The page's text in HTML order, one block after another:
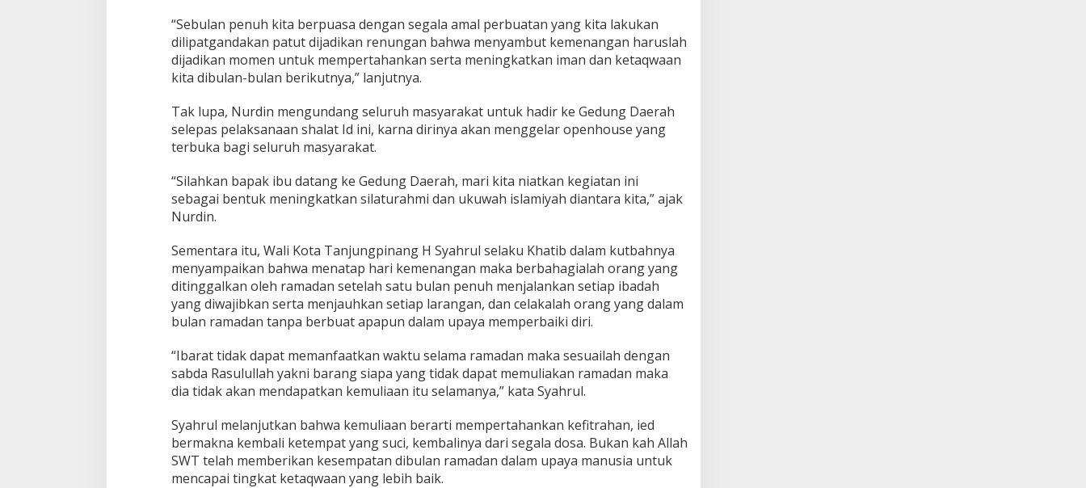
q
w
a
“Sebulan penuh kita berpuasa dengan segala amal perbuatan yang kita lakukan
dilipatgandakan patut dijadikan renungan bahwa menyambut kemenangan haruslah
dijadikan momen untuk mempertahankan serta meningkatkan iman dan ketaqwaan
kita dibulan-bulan berikutnya,” lanjutnya.
Tak lupa, Nurdin mengundang seluruh masyarakat untuk hadir ke Gedung Daerah
selepas pelaksanaan shalat Id ini, karna dirinya akan menggelar openhouse yang
terbuka bagi seluruh masyarakat.
“Silahkan bapak ibu datang ke Gedung Daerah, mari kita niatkan kegiatan ini
sebagai bentuk meningkatkan silaturahmi dan ukuwah islamiyah diantara kita,” ajak
Nurdin.
Sementara itu, Wali Kota Tanjungpinang H Syahrul selaku Khatib dalam kutbahnya
menyampaikan bahwa menatap hari kemenangan maka berbahagialah orang yang
ditinggalkan oleh ramadan setelah satu bulan penuh menjalankan setiap ibadah
yang diwajibkan serta menjauhkan setiap larangan, dan celakalah orang yang dalam
bulan ramadan tanpa berbuat apapun dalam upaya memperbaiki diri.
“Ibarat tidak dapat memanfaatkan waktu selama ramadan maka sesuailah dengan
sabda Rasulullah yakni barang siapa yang tidak dapat memuliakan ramadan maka
dia tidak akan mendapatkan kemuliaan itu selamanya,” kata Syahrul.
Syahrul melanjutkan bahwa kemuliaan berarti mempertahankan kefitrahan, ied
bermakna kembali ketempat yang suci, kembalinya dari segala dosa. Bukan kah Allah
SWT telah memberikan kesempatan dibulan ramadan dalam upaya manusia untuk
mencapai tingkat ketaqwaan yang lebih baik.